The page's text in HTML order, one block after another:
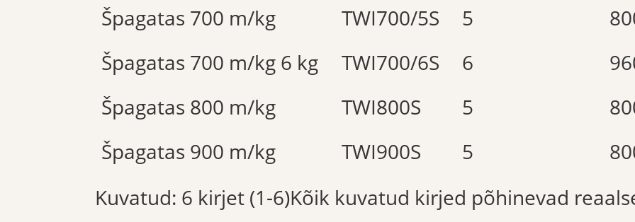
Špagatas 700 m/kg
TWI700/5S 5
Špagatas 700 m/kg 6 kg
TWI700/6S 6
Špagatas 800 m/kg
TWI800S 5
Špagatas 900 m/kg
TWI900S 5
Kuvatud: 6 kirjet (1-6)Kõik kuvatud kirjed põhinevad